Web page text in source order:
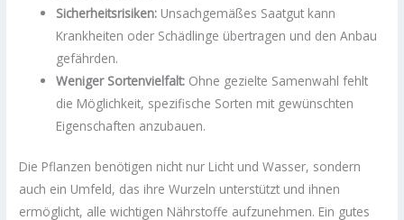
Sicherheitsrisiken: Unsachgemäßes Saatgut kann
Krankheiten oder Schädlinge übertragen und den Anbau
gefährden.
Weniger Sortenvielfalt: Ohne gezielte Samenwahl fehlt
die Möglichkeit, spezifische Sorten mit gewünschten
Eigenschaften anzubauen.
Die Pflanzen benötigen nicht nur Licht und Wasser, sondern
auch ein Umfeld, das ihre Wurzeln unterstützt und ihnen
ermöglicht, alle wichtigen Nährstoffe aufzunehmen. Ein gutes